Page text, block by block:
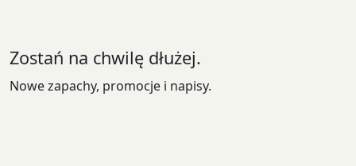
Zostań na chwilę dłużej.
Nowe zapachy, promocje i napisy.